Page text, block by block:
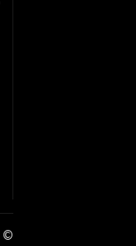
© CAP DZ، جميع الحقوق محفوظة